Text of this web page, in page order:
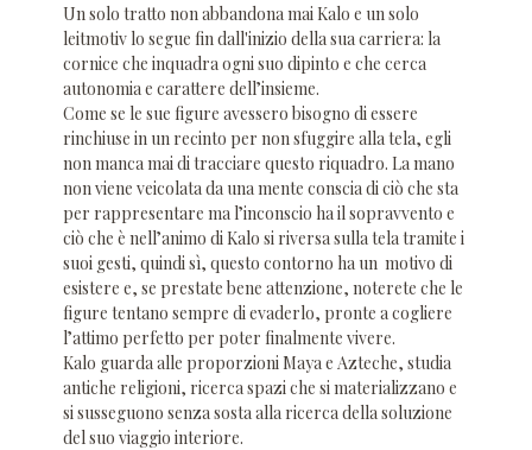
Un solo tratto non abbandona mai Kalo e un solo
leitmotiv lo segue fin dall'inizio della sua carriera: la
cornice che inquadra ogni suo dipinto e che cerca
autonomia e carattere dell’insieme.
Come se le sue figure avessero bisogno di essere
rinchiuse in un recinto per non sfuggire alla tela, egli
non manca mai di tracciare questo riquadro. La mano
non viene veicolata da una mente conscia di ciò che sta
per rappresentare ma l’inconscio ha il sopravvento e
ciò che è nell’animo di Kalo si riversa sulla tela tramite i
suoi gesti, quindi sì, questo contorno ha un motivo di
esistere e, se prestate bene attenzione, noterete che le
figure tentano sempre di evaderlo, pronte a cogliere
l’attimo perfetto per poter finalmente vivere.
Kalo guarda alle proporzioni Maya e Azteche, studia
antiche religioni, ricerca spazi che si materializzano e
si susseguono senza sosta alla ricerca della soluzione
del suo viaggio interiore.